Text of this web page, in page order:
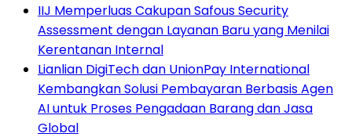
IIJ Memperluas Cakupan Safous Security
Assessment dengan Layanan Baru yang Menilai
Kerentanan Internal
Lianlian DigiTech dan UnionPay International
Kembangkan Solusi Pembayaran Berbasis Agen
AI untuk Proses Pengadaan Barang dan Jasa
Global